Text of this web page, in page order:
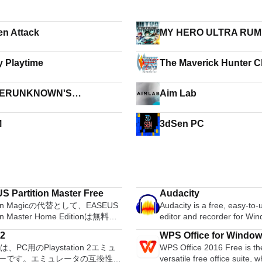
Attack MY HERO ULTRA
Playtime The Maverick Hunter
Aim Lab
3dSen PC
Partition Master Free
Magicの代替として、EASEUS
Master Home Editionは無料の
ンワンパーティションソリュー
よびディスク管理ユーティリテ
パーティションの拡張（特にシ
Audacity
Audacity is a free, easy-to-
editor and recorder for
OS X, GNU/Linux and
systems. You can use
Record live audio. Convert tapes and
、PC用のPlaystation 2エミュ
です。エミュレータの互換性率
WPS Office for
WPS Office 2016 Free is
versatile free office suite,